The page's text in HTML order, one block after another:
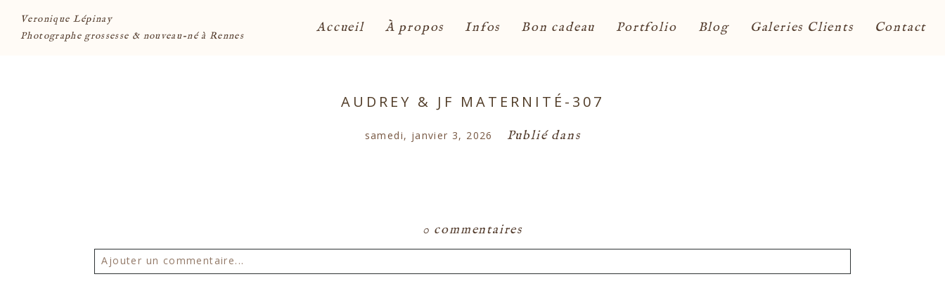
Veronique Lépinay
Photographe grossesse & nouveau-né à Rennes
Accueil À propos Infos Bon cadeau Portfolio Blog Galeries Clients Contact
AUDREY & JF MATERNITÉ-307
samedi, janvier 3, 2026 Publié dans
0 commentaires
Ajouter un commentaire...